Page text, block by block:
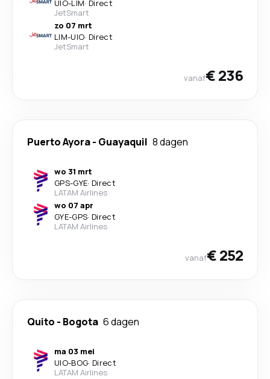
UIO-LIM· Direct
JetSmart
zo 07 mrt
LIM-UIO· Direct
JetSmart
vanaf€ 236
Puerto Ayora- Guayaquil 8 dagen
wo 31 mrt
GPS-GYE· Direct
LATAM Airlines
wo 07 apr
GYE-GPS· Direct
LATAM Airlines
vanaf€ 252
Quito - Bogota 6 dagen
ma 03 mei
UIO-BOG· Direct
LATAM Airlines